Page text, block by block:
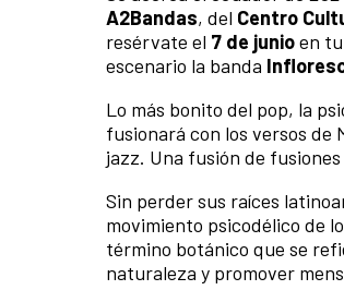
A2Bandas, del Centro
resérvate el 7 de junioen
escenario la banda
Lo más bonito del pop, la
fusionará con los versos de
jazz. Una fusión de
Sin perder sus raíces
movimiento psicodélico de
término botánico que se
naturaleza y promover